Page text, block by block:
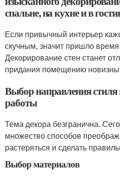
спальне, на кухне и в
Если привычный интерьер
скучным, значит пришло
Декорирование стен станет
придания помещению новизны
Выбор направления стиля
работы
Тема декора безгранична.
множество способов
растеряться и сделать
Выбор материалов